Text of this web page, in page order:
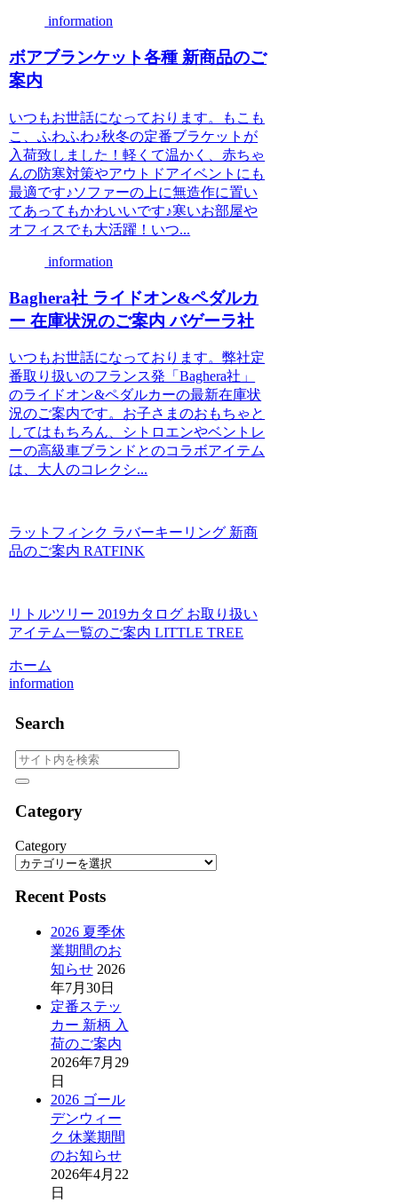
information
ボアブランケット各種 新商品のご
案内
いつもお世話になっております。もこも
こ、ふわふわ♪秋冬の定番ブラケットが
入荷致しました！軽くて温かく、赤ちゃ
んの防寒対策やアウトドアイベントにも
最適です♪ソファーの上に無造作に置い
てあってもかわいいです♪寒いお部屋や
オフィスでも大活躍！いつ...
information
Baghera社 ライドオン&ペダルカ
ー 在庫状況のご案内 バゲーラ社
いつもお世話になっております。弊社定
番取り扱いのフランス発「Baghera社」
のライドオン&ペダルカーの最新在庫状
況のご案内です。お子さまのおもちゃと
してはもちろん、シトロエンやベントレ
ーの高級車ブランドとのコラボアイテム
は、大人のコレクシ...
ラットフィンク ラバーキーリング 新商
品のご案内 RATFINK
リトルツリー 2019カタログ お取り扱い
アイテム一覧のご案内 LITTLE TREE
ホーム
information
Search
Category
Category
Recent Posts
2026 夏季休
業期間のお
知らせ 2026
年7月30日
定番ステッ
カー 新柄 入
荷のご案内
2026年7月29
日
2026 ゴール
デンウィー
ク 休業期間
のお知らせ
2026年4月22
日